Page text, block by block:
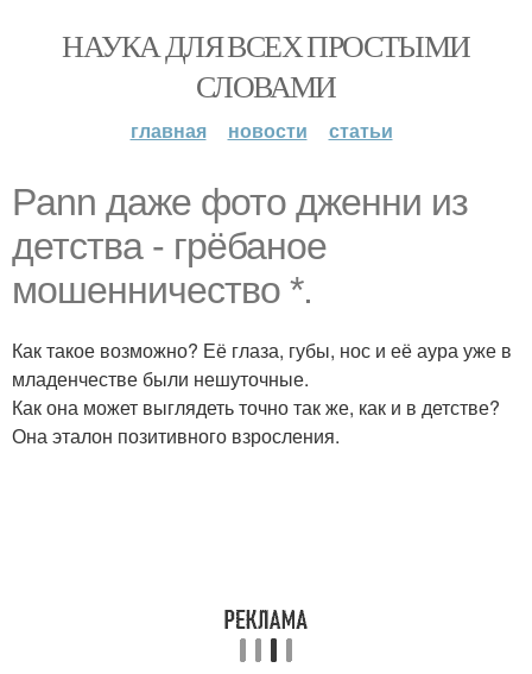
НАУКА ДЛЯ ВСЕХ ПРОСТЫМИ
СЛОВАМИ
главная новости статьи
Pann даже фото дженни из
детства - грёбаное
мошенничество *.
Как такое возможно? Её глаза, губы, нос и её аура уже в
младенчестве были нешуточные.
Как она может выглядеть точно так же, как и в детстве?
Она эталон позитивного взросления.